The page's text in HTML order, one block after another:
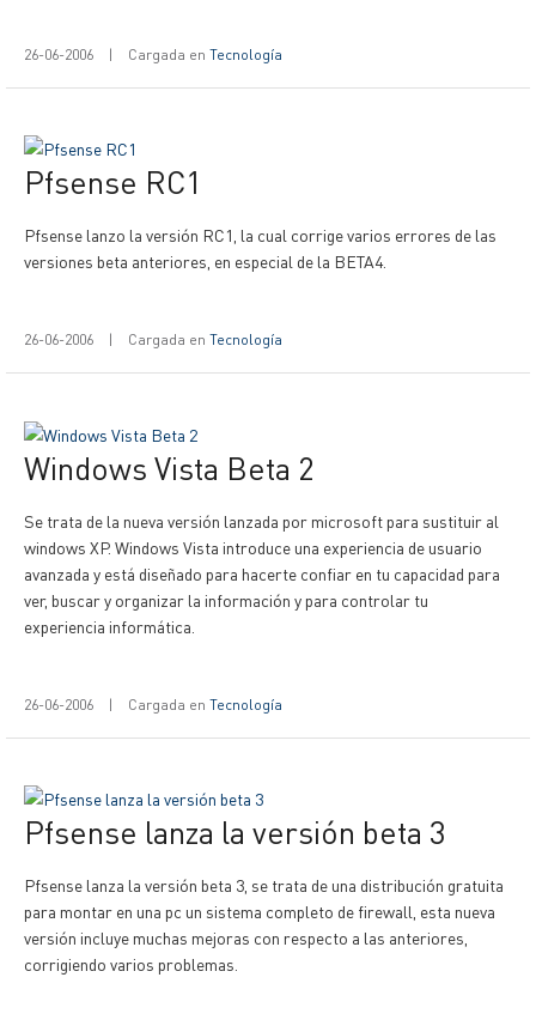
26-06-2006 | Cargada en Tecnología
Pfsense RC1
Pfsense lanzo la versión RC1, la cual corrige varios errores de las
versiones beta anteriores, en especial de la BETA4.
26-06-2006 | Cargada en Tecnología
Windows Vista Beta 2
Se trata de la nueva versión lanzada por microsoft para sustituir al
windows XP. Windows Vista introduce una experiencia de usuario
avanzada y está diseñado para hacerte confiar en tu capacidad para
ver, buscar y organizar la información y para controlar tu
experiencia informática.
26-06-2006 | Cargada en Tecnología
Pfsense lanza la versión beta 3
Pfsense lanza la versión beta 3, se trata de una distribución gratuita
para montar en una pc un sistema completo de firewall, esta nueva
versión incluye muchas mejoras con respecto a las anteriores,
corrigiendo varios problemas.